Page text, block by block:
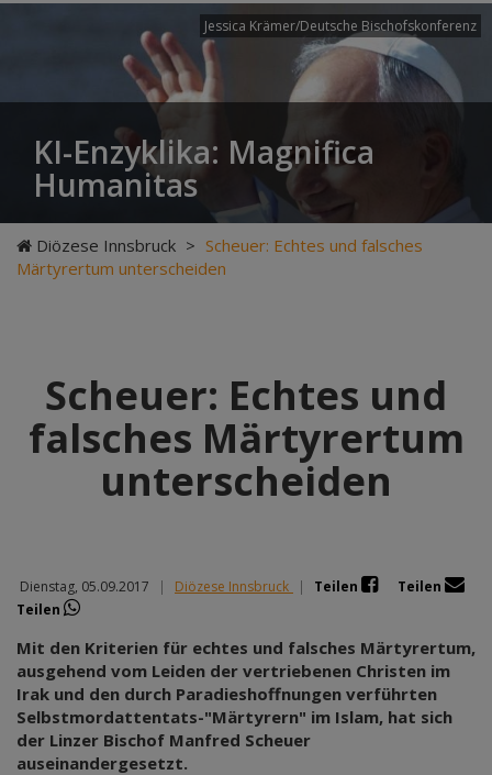
Jessica Krämer/Deutsche Bischofskonferenz
KI-Enzyklika: Magnifica
Humanitas
Diözese Innsbruck > Scheuer: Echtes und falsches
Märtyrertum unterscheiden
Scheuer: Echtes und
falsches Märtyrertum
unterscheiden
Dienstag, 05.09.2017 | Diözese Innsbruck | Teilen
Teilen
Teilen
Mit den Kriterien für echtes und falsches Märtyrertum,
ausgehend vom Leiden der vertriebenen Christen im
Irak und den durch Paradieshoffnungen verführten
Selbstmordattentats-"Märtyrern" im Islam, hat sich
der Linzer Bischof Manfred Scheuer
auseinandergesetzt.